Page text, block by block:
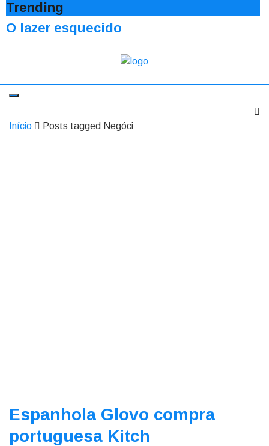
Trending
O lazer esquecido
Início Posts tagged Negóci
Espanhola Glovo compra
portuguesa Kitch